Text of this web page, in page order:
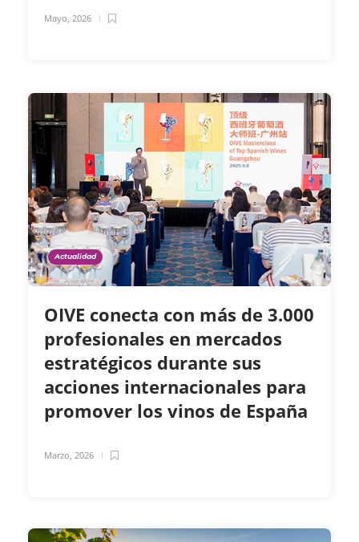
Mayo, 2026
Actualidad
OIVE conecta con más de 3.000
profesionales en mercados
estratégicos durante sus
acciones internacionales para
promover los vinos de España
Marzo, 2026